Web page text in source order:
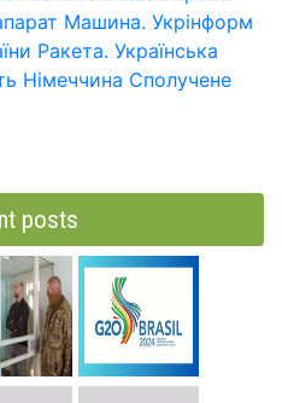
Машина. Укрінформ
Ракета. Українська
Німеччина Сполучене
posts